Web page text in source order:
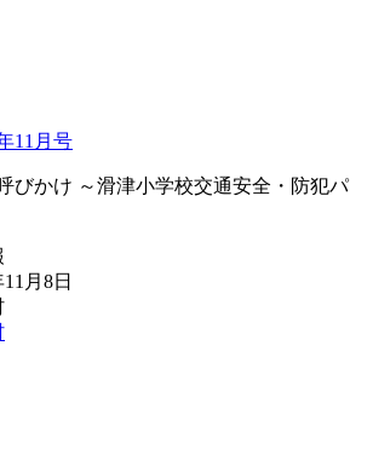
11月号
びかけ ～滑津小学校交通安全・防犯パ
月8日